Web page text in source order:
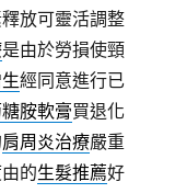
放可靈活調整
是由於勞損使頸
經同意進行已
胺軟膏買退化
肩周炎治療嚴重
的生髮推薦好